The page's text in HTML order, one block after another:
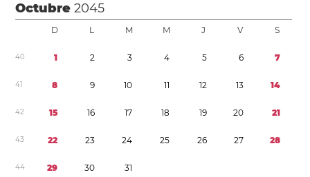
Octubre2045
D L M M J V S
40 1 2 3 4 5 6 7
41 8 9 10 11 12 13 14
42 15 16 17 18 19 20 21
43 22 23 24 25 26 27 28
44 29 30 31